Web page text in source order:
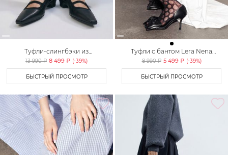
Туфли-слингбэки из
натуральной кожи Lera Nena
13 990 ₽ 8 499 ₽ (-39%)
БЫСТРЫЙ ПРОСМОТР
Туфли с бантом Lera Nena
Unreal
8 990 ₽ 5 499 ₽ (-39%)
БЫСТРЫЙ ПРОСМОТР